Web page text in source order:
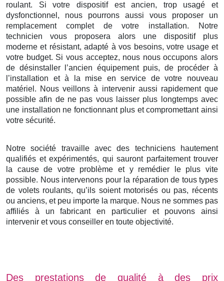
roulant. Si votre dispositif est ancien, trop usagé et
dysfonctionnel, nous pourrons aussi vous proposer un
remplacement complet de votre installation. Notre
technicien vous proposera alors une dispositif plus
moderne et résistant, adapté à vos besoins, votre usage et
votre budget. Si vous acceptez, nous nous occupons alors
de désinstaller l’ancien équipement puis, de procéder à
l’installation et à la mise en service de votre nouveau
matériel. Nous veillons à intervenir aussi rapidement que
possible afin de ne pas vous laisser plus longtemps avec
une installation ne fonctionnant plus et compromettant ainsi
votre sécurité.
Notre société travaille avec des techniciens hautement
qualifiés et expérimentés, qui sauront parfaitement trouver
la cause de votre problème et y remédier le plus vite
possible. Nous intervenons pour la réparation de tous types
de volets roulants, qu’ils soient motorisés ou pas, récents
ou anciens, et peu importe la marque. Nous ne sommes pas
affiliés à un fabricant en particulier et pouvons ainsi
intervenir et vous conseiller en toute objectivité.
Des prestations de qualité à des prix